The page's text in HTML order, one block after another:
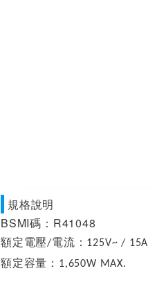
規格說明
BSMI碼：R41048
額定電壓/電流： 125V~ / 15A
額定容量： 1,650W MAX.